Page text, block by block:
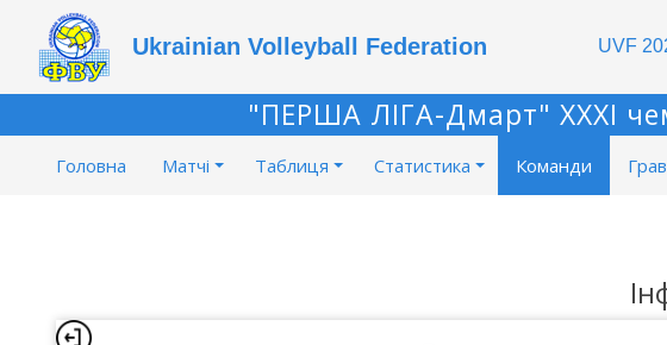
Ukrainian Volleyball Federation UVF
"ПЕРША ЛІГА-Дмарт" XXXІ
Головна Матчі Таблиця Статистика Команди